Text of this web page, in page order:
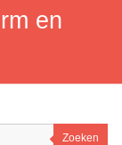
en
Zoeken